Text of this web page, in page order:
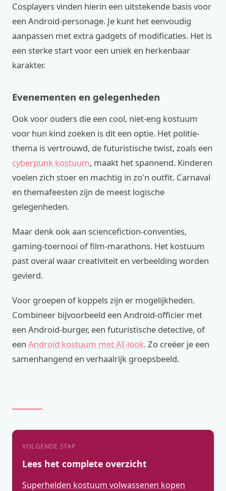
Cosplayers vinden hierin een uitstekende basis voor
een Android-personage. Je kunt het eenvoudig
aanpassen met extra gadgets of modificaties. Het is
een sterke start voor een uniek en herkenbaar
karakter.
Evenementen en gelegenheden
Ook voor ouders die een cool, niet-eng kostuum
voor hun kind zoeken is dit een optie. Het politie-
thema is vertrouwd, de futuristische twist, zoals een
cyberpunk kostuum, maakt het spannend. Kinderen
voelen zich stoer en machtig in zo'n outfit. Carnaval
en themafeesten zijn de meest logische
gelegenheden.
Maar denk ook aan sciencefiction-conventies,
gaming-toernooi of film-marathons. Het kostuum
past overal waar creativiteit en verbeelding worden
gevierd.
Voor groepen of koppels zijn er mogelijkheden.
Combineer bijvoorbeeld een Android-officier met
een Android-burger, een futuristische detective, of
een Android kostuum met AI-look. Zo creëer je een
samenhangend en verhaalrijk groepsbeeld.
VOLGENDE STAP
Lees het complete overzicht
Superhelden kostuum volwassenen kopen